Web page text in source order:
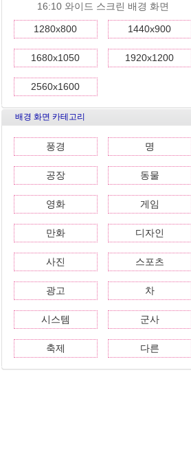
16:10 와이드 스크린 배경 화면
1280x800 1440x900
1680x1050 1920x1200
2560x1600
배경 화면 카테고리
풍경 명
공장 동물
영화 게임
만화 디자인
사진 스포츠
광고 차
시스템 군사
축제 다른